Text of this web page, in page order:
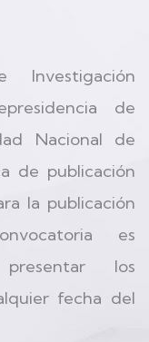
de
Nacional de
de publicación
la publicación
es
presentar los
fecha del